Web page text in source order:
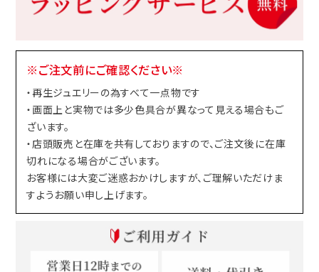
※ご注文前にご確認ください※
・再生ジュエリーの為すべて一点物です
・画面上と実物では多少色具合が異なって見える場合もご
ざいます。
・店頭販売と在庫を共有しておりますので、ご注文後に在庫
切れになる場合がございます。
お客様には大変ご迷惑おかけしますが、ご理解いただけま
すようお願い申し上げます。